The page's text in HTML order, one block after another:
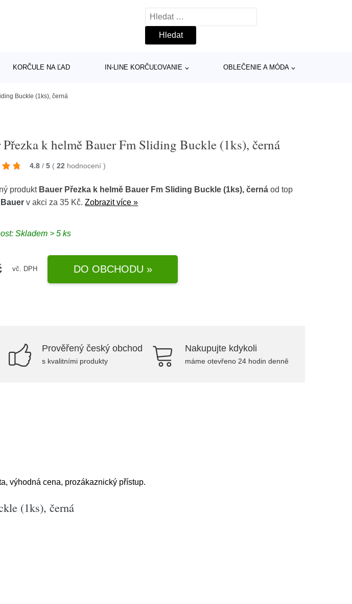
Vyhledávání
KORČULE NA ĽAD IN-LINE KORČUĽOVANIE OBLEČENIE A MÓDA
Buckle (1ks), černá
Přezka k helmě Bauer Fm Sliding Buckle (1ks), černá
4.8 / 5 ( 22 hodnocení)
produkt Bauer Přezka k helmě Bauer Fm Sliding Buckle (1ks), černá od top
Bauer v akci za 35 Kč.Zobrazit více »
Skladem > 5 ks
vč. DPH DO OBCHODU »
Prověřený český obchod
s kvalitními produkty
Nakupujte kdykoli
máme otevřeno 24 hodin denně
výhodná cena, prozákaznický přístup.
(1ks), černá